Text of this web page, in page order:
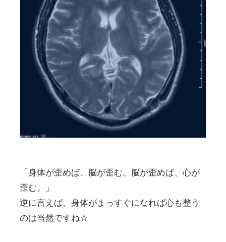
「身体が歪めば、脳が歪む。脳が歪めば、心が
歪む。」
逆に言えば、身体がまっすぐになれば心も整う
のは当然ですね☆